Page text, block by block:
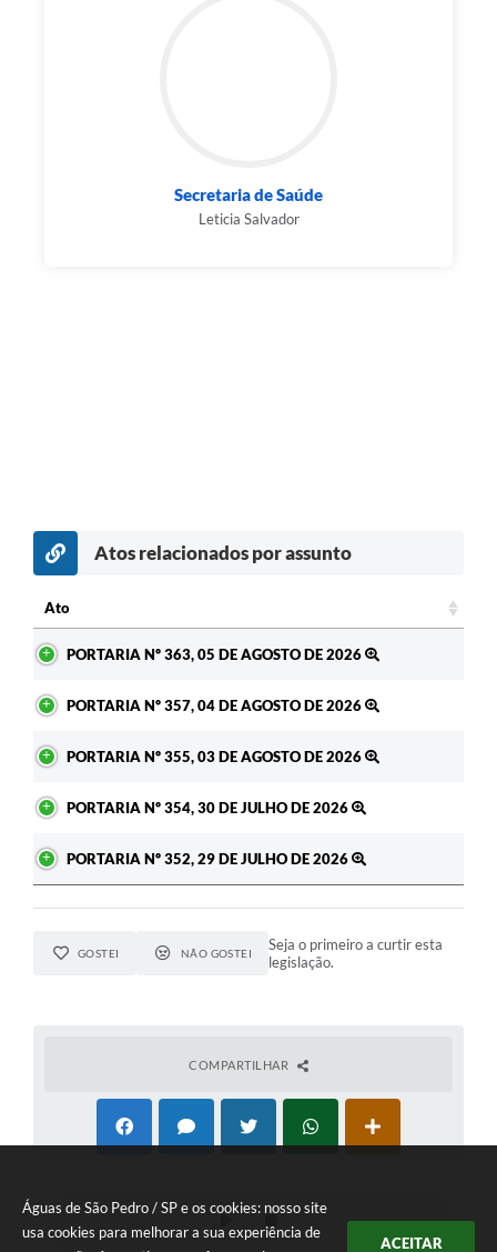
Águas de São Pedro / SP e os cookies: nosso site
usa cookies para melhorar a sua experiência de
ACEITAR
Secretaria de Saúde
Leticia Salvador
Atos relacionados por assunto
Ato
PORTARIA Nº 363, 05 DE AGOSTO DE 2026
PORTARIA Nº 357, 04 DE AGOSTO DE 2026
PORTARIA Nº 355, 03 DE AGOSTO DE 2026
PORTARIA Nº 354, 30 DE JULHO DE 2026
PORTARIA Nº 352, 29 DE JULHO DE 2026
GOSTEI NÃO GOSTEI
Seja o primeiro a curtir esta
legislação.
COMPARTILHAR